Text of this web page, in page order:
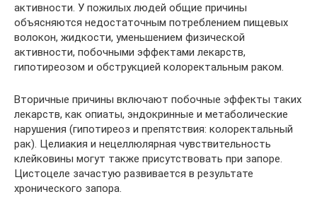
активности. У пожилых людей общие причины
объясняются недостаточным потреблением пищевых
волокон, жидкости, уменьшением физической
активности, побочными эффектами лекарств,
гипотиреозом и обструкцией колоректальным раком.
Вторичные причины включают побочные эффекты таких
лекарств, как опиаты, эндокринные и метаболические
нарушения (гипотиреоз и препятствия: колоректальный
рак). Целиакия и нецеллюлярная чувствительность
клейковины могут также присутствовать при запоре.
Цистоцеле зачастую развивается в результате
хронического запора.